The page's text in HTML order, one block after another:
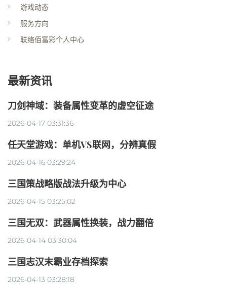
游戏动态
服务方向
联络佰富彩个人中心
最新资讯
刀剑神域：装备属性变革的虚空征途
2026-04-17 03:31:36
任天堂游戏：单机VS联网，分辨真假
2026-04-16 03:29:24
三国策战略版战法升级为中心
2026-04-15 03:25:02
三国无双：武器属性换装，战力翻倍
2026-04-14 03:30:04
三国志汉末霸业存档探索
2026-04-13 03:28:18